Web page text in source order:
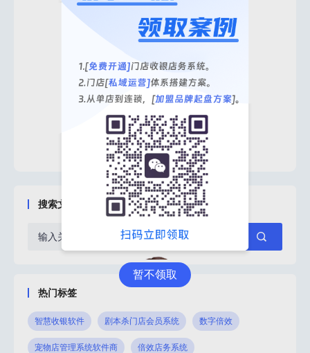
2024-07-20 14:43:22
搜索文章
热门标签
智慧收银软件 剧本杀门店会员系统 数字倍效
宠物店管理系统软件商 倍效店务系统
暂不领取